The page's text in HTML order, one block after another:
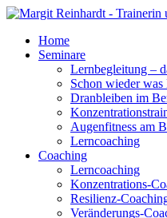
Home
Seminare
Lernbegleitung –
Schon wieder
Dranbleiben im
Augenfitness am
Lerncoaching
Coaching
Lerncoaching
Konzentrations-
Resilienz-
Veränderungs-